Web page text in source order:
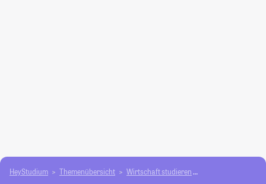
HeyStudium Themenübersicht Wirtschaft studieren